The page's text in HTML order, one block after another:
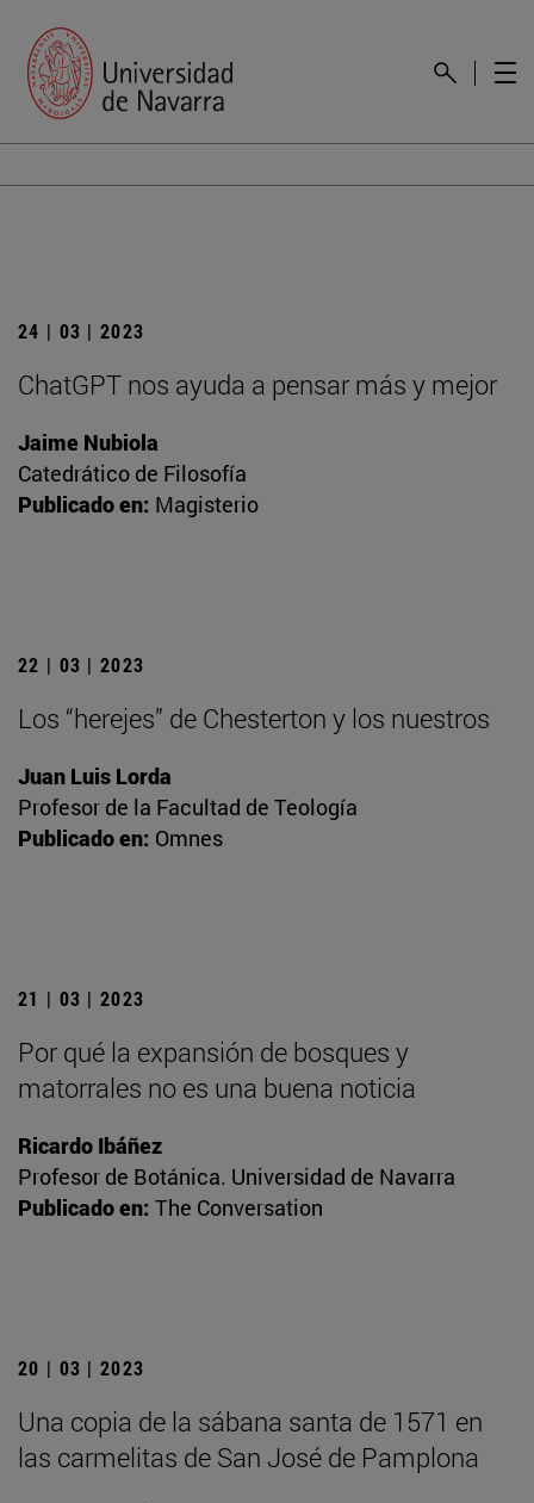
24 | 03 | 2023
ChatGPT nos ayuda a pensar más y mejor
Jaime Nubiola
Catedrático de Filosofía
Publicado en: Magisterio
22 | 03 | 2023
Los “herejes” de Chesterton y los nuestros
Juan Luis Lorda
Profesor de la Facultad de Teología
Publicado en: Omnes
21 | 03 | 2023
Por qué la expansión de bosques y
matorrales no es una buena noticia
Ricardo Ibáñez
Profesor de Botánica. Universidad de Navarra
Publicado en: The Conversation
20 | 03 | 2023
Una copia de la sábana santa de 1571 en
las carmelitas de San José de Pamplona